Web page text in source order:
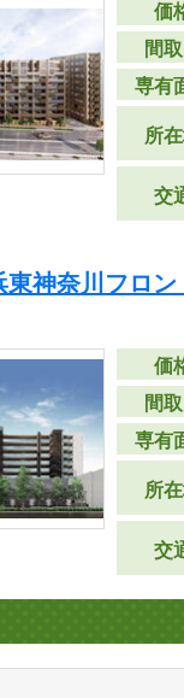
価
間
専有
所
交
東神奈川フロ
価
間
専有
所
交